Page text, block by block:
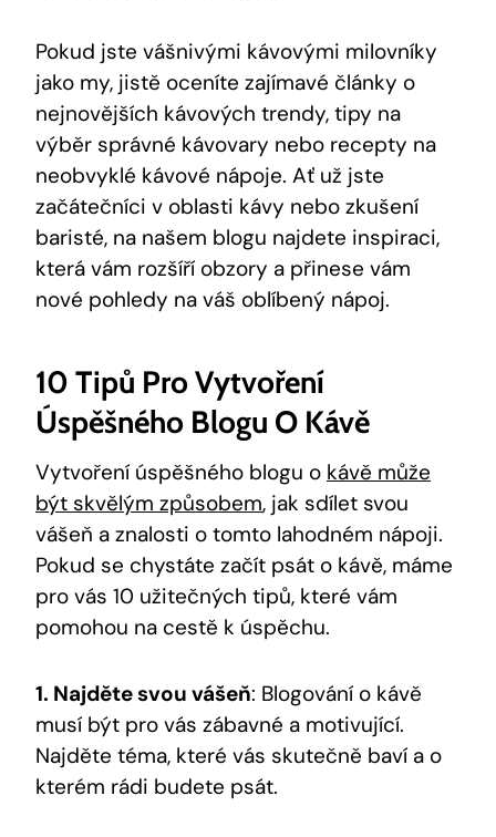
Pokud jste vášnivými kávovými milovníky
jako my, jistě oceníte zajímavé články o
nejnovějších kávových trendy, tipy na
výběr správné kávovary nebo recepty na
neobvyklé kávové nápoje. Ať už jste
začátečníci v oblasti kávy nebo zkušení
baristé, na našem blogu najdete inspiraci,
která vám rozšíří obzory a přinese vám
nové pohledy na váš oblíbený nápoj.
10 Tipů Pro Vytvoření
Úspěšného Blogu O Kávě
Vytvoření úspěšného blogu o kávě může
být skvělým způsobem, jak sdílet svou
vášeň a znalosti o tomto lahodném nápoji.
Pokud se chystáte začít psát o kávě, máme
pro vás 10 užitečných tipů, které vám
pomohou na cestě k úspěchu.
1. Najděte svou vášeň: Blogování o kávě
musí být pro vás zábavné a motivující.
Najděte téma, které vás skutečně baví a o
kterém rádi budete psát.